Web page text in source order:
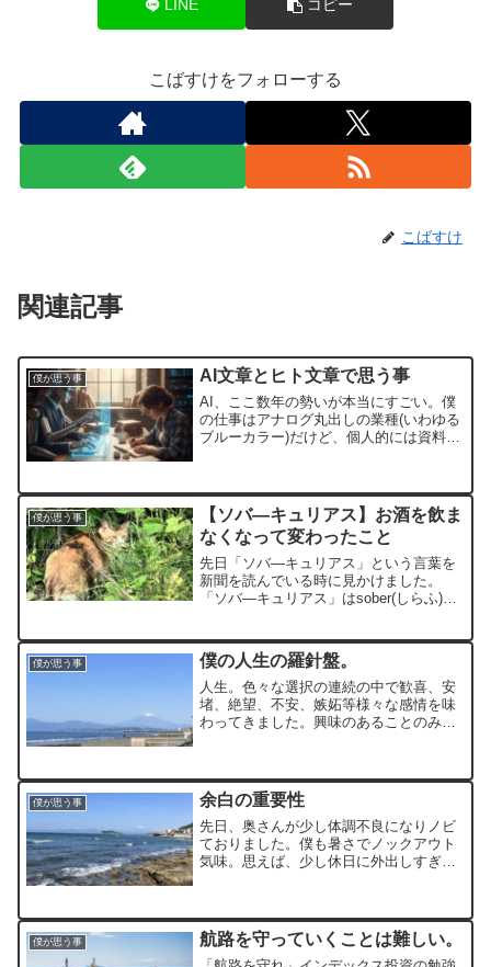
LINE コピー
こばすけをフォローする
こばすけ
関連記事
僕が思う事 AI文章とヒト文章で思う事
AI、ここ数年の勢いが本当にすごい。僕
の仕事はアナログ丸出しの業種(いわゆる
ブルーカラー)だけど、個人的には資料を
る。そして趣味で書いているブログでも
下記リンクのよう...
僕が思う事
【ソバ―キュリアス】お酒を飲ま
なくなって変わったこと
先日「ソバ―キュリアス」という言葉を
新聞を読んでいる時に見かけました。
「ソバ―キュリアス」はsober(しらふ)と
言うそうです。僕の場合、必要に迫られ
て(食物...
僕が思う事 僕の人生の羅針盤。
人生。色々な選択の連続の中で歓喜、安
堵、絶望、不安、嫉妬等様々な感情を味
わってきました。興味のあることのみに
みせる」と尖がって苛立ちの多かった20
代。大きな挫折を経て、...
僕が思う事 余白の重要性
先日、奥さんが少し体調不良になりノビ
ておりました。僕も暑さでノックアウト
気味。思えば、少し休日に外出しすぎた
のか、僕は元々人混みが苦手でお出かけ
が続くとバテてしまう傾向...
僕が思う事 航路を守っていくことは難しい。